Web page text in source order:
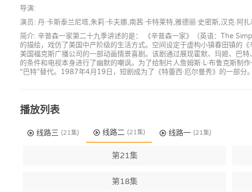
导演:
演员: 丹·卡斯泰兰尼塔,朱莉·卡夫娜,南茜·卡特莱特,雅德丽·史密斯,汉克·阿
简介: 辛普森一家第二十九季讲述的是： 《辛普森一家》（英语：The
的描绘，戏仿了美国中产阶级的生活方式。空间设定于虚构小镇春田镇的
美国福克斯广播公司的一部动画情景喜剧。该剧通过展现霍默、玛姬、巴
的条件和电视本身进行了幽默的嘲讽。为了给制片人詹姆斯·L·布鲁克斯制
“巴特”替代。1987年4月19日，短剧成为了《特蕾西·厄尔曼秀》的一部
播放列表
线路三 (21集) 线路二 (21集) 线路一 (21集)
第21集
第18集